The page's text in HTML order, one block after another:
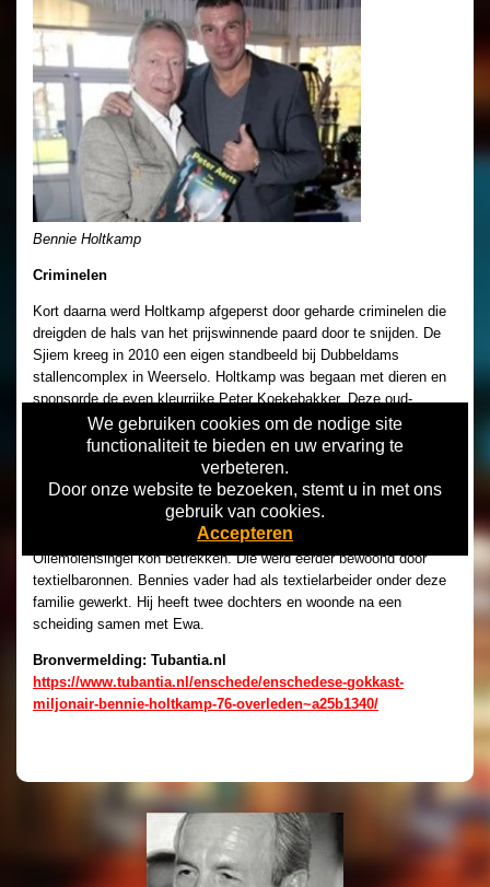
We gebruiken cookies om de nodige site
functionaliteit te bieden en uw ervaring te
verbeteren.
Door onze website te bezoeken, stemt u in met ons
gebruik van cookies.
Accepteren
Bennie Holtkamp
Criminelen
Kort daarna werd Holtkamp afgeperst door geharde criminelen die
dreigden de hals van het prijswinnende paard door te snijden. De
Sjiem kreeg in 2010 een eigen standbeeld bij Dubbeldams
stallencomplex in Weerselo. Holtkamp was begaan met dieren en
sponsorde de even kleurrijke Peter Koekebakker. Deze oud-
Almeloër runde een asiel in Spanje, naast een gemeentelijk station
waar straathonden werden vergast. De ‘hondenredder’ (58)
Witte villa
Holtkamp was er trots op dat hij een witte villa aan de
Oliemolensingel kon betrekken. Die werd eerder bewoond door
textielbaronnen. Bennies vader had als textielarbeider onder deze
familie gewerkt. Hij heeft twee dochters en woonde na een
scheiding samen met Ewa.
Bronvermelding: Tubantia.nl
https://www.tubantia.nl/enschede/enschedese-gokkast-
miljonair-bennie-holtkamp-76-overleden~a25b1340/